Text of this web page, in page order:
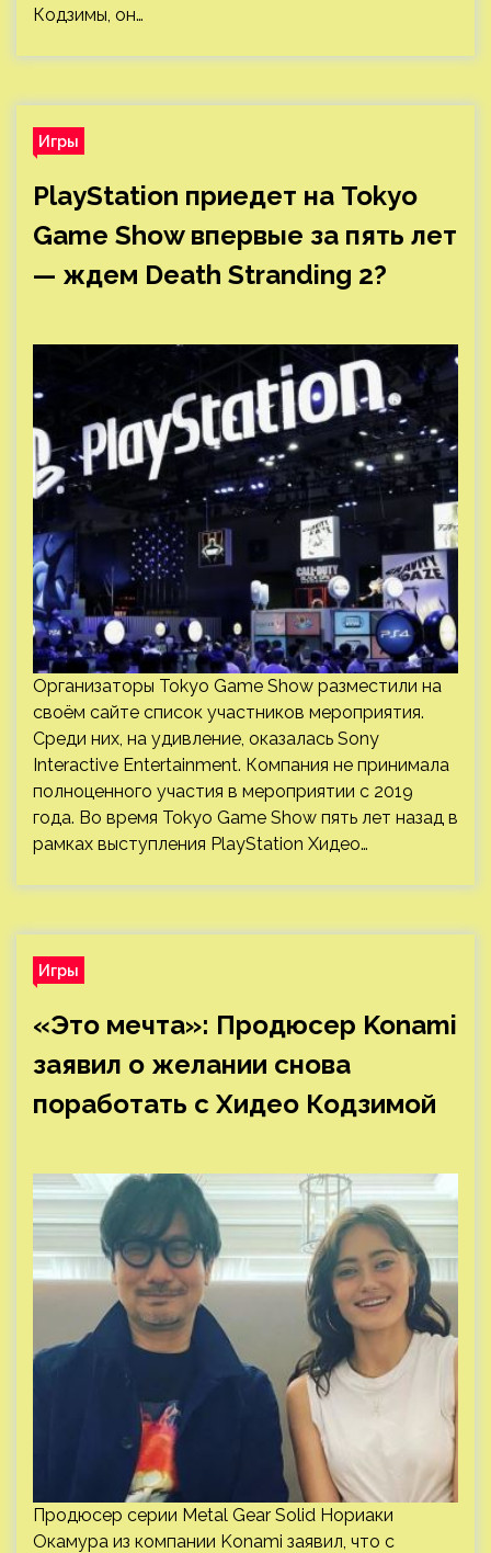
Кодзимы, он…
Игры
PlayStation приедет на Tokyo
Game Show впервые за пять лет
— ждем Death Stranding 2?
Организаторы Tokyo Game Show разместили на
своём сайте список участников мероприятия.
Среди них, на удивление, оказалась Sony
Interactive Entertainment. Компания не принимала
полноценного участия в мероприятии с 2019
года. Во время Tokyo Game Show пять лет назад в
рамках выступления PlayStation Хидео…
Игры
«Это мечта»: Продюсер Konami
заявил о желании снова
поработать с Хидео Кодзимой
Продюсер серии Metal Gear Solid Нориаки
Окамура из компании Konami заявил, что с